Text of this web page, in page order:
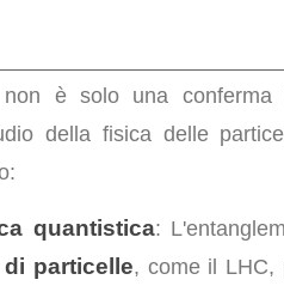
non è solo una
della fisica delle
quantistica:
particelle, come il LHC,